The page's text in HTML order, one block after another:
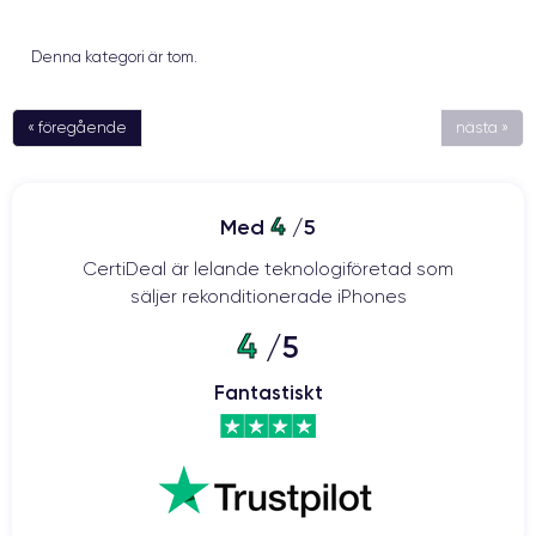
Denna kategori är tom.
« föregående nästa »
Med 4 /5
CertiDeal är lelande teknologiföretad som
säljer rekonditionerade iPhones
4 /5
Fantastiskt